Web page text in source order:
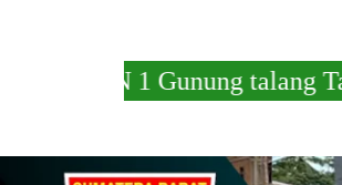
talang Tahun